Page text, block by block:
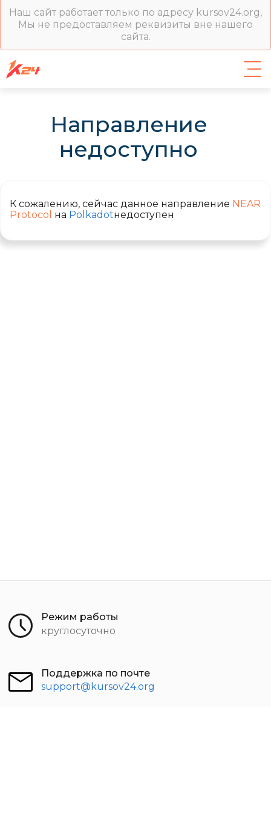
Наш сайт работает только по адресу kursov24.org,
Мы не предоставляем реквизиты вне нашего
сайта.
Направление
недоступно
К сожалению, сейчас данное направление NEAR
Protocol на Polkadotнедоступен
Режим работы
круглосуточно
Поддержка по почте
support@kursov24.org